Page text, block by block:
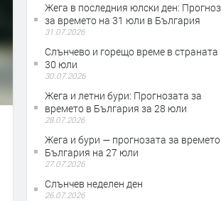
Жега в последния юлски ден:
за времето на 31 юли в България
31.07.2026
Слънчево и горещо време в страната
30 юли
30.07.2026
Жега и летни бури: Прогнозата за
времето в България за 28 юли
28.07.2026
Жега и бури — прогнозата за
България на 27 юли
27.07.2026
Слънчев неделен ден
26.07.2026